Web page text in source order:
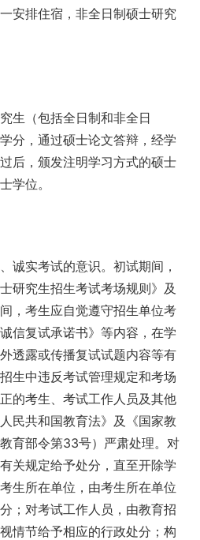
安排住宿，非全日制硕士研究
生（包括全日制和非全日
分，通过硕士论文答辩，经学
后，颁发注明学习方式的硕士
学位。
诚实考试的意识。初试期间，
研究生招生考试考场规则》及
，考生应自觉遵守招生单位考
信复试承诺书》等内容，在学
透露或传播复试试题内容等有
生中违反考试管理规定和考场
的考生、考试工作人员及其他
民共和国教育法》及《国家教
育部令第33号）严肃处理。对
关规定给予处分，直至开除学
生所在单位，由考生所在单位
；对考试工作人员，由教育招
情节给予相应的行政处分；构